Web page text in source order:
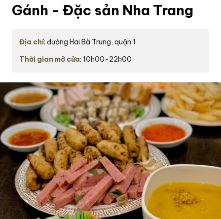
Gánh - Đặc sản Nha Trang
Địa chỉ: đường Hai Bà Trung, quận 1
Thời gian mở cửa: 10h00-22h00